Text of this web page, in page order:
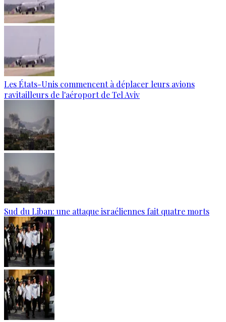
Les États-Unis commencent à déplacer leurs avions
ravitailleurs de l'aéroport de Tel Aviv
Sud du Liban: une attaque israéliennes fait quatre morts